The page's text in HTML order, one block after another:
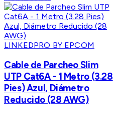
LINKEDPRO BY EPCOM
Cable de Parcheo Slim
UTP Cat6A - 1 Metro (3.28
Pies) Azul, Diámetro
Reducido (28 AWG)